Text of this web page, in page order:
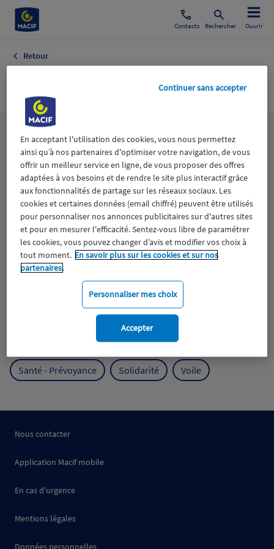
Contacts Rechercher Ouvrir
Retour
Transport Energie
Lesthématiques
Aidants Catastrophes naturelles Climat
ESS
Expérience clients Fondation Macif Jeunesse
Mobilité
Protection de l'environnement
Protection des océans Prévention
Santé - Prévoyance Solidarité Voile
Nous contacter
Application Macif mobile
En cas d'urgence
Mentions légales
Données personnelles
En acceptant l'utilisation des cookies, vous nous permettez
ainsi qu’à nos partenaires d'optimiser votre navigation, de vous
offrir un meilleur service en ligne, de vous proposer des offres
adaptées à vos besoins et de rendre le site plus interactif grâce
aux fonctionnalités de partage sur les réseaux sociaux. Les
cookies et certaines données (email chiffré) peuvent être utilisés
pour personnaliser nos annonces publicitaires sur d'autres sites
et pour en mesurer l'efficacité. Sentez-vous libre de paramétrer
les cookies, vous pouvez changer d’avis et modifier vos choix à
tout moment. En savoir plus sur les cookies et sur nos
partenaires.
Personnaliser mes choix
Continuer sans accepter
Accepter